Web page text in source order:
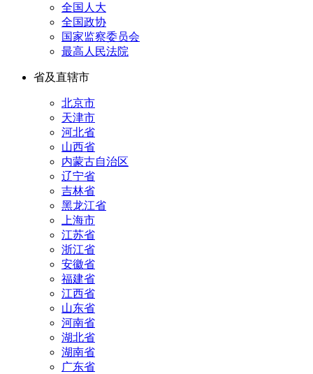
全国人大
全国政协
国家监察委员会
最高人民法院
省及直辖市
北京市
天津市
河北省
山西省
内蒙古自治区
辽宁省
吉林省
黑龙江省
上海市
江苏省
浙江省
安徽省
福建省
江西省
山东省
河南省
湖北省
湖南省
广东省